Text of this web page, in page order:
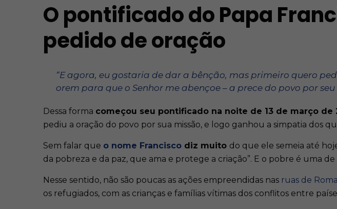
O pontificado do Papa
pedido de oração
“E agora, eu gostaria de dar a bênção, mas primeiro quero
orem para que o Senhor me abençoe – a prece do povo por
Dessa forma começou seu pontificado na noite de 13 de março de
pediu a oração do povo por sua missão, e logo ganhou a simpatia dos
Sem falar que o nome Francisco diz muito do que ele semeia até
da pobreza e da paz, que ama e protege a criação”. E o pobre é uma
Nesse sentido, não são poucas as ações empreendidas nas ruas de Roma
os refugiados, com as crianças e famílias vítimas dos conflitos entre